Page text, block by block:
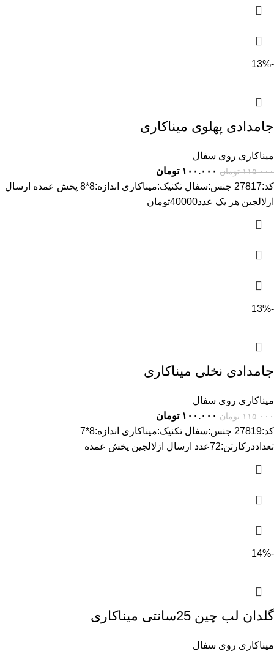
-13%
جامدادی پهلوی میناکاری
میناکاری روی سفال
۱۱۵.۰۰۰ تومان ۱۰۰.۰۰۰ تومان
کد:27817 جنس:سفال تکنیک:میناکاری اندازه:8*8 پخش عمده ارسال
ازلالجین هر یک عدد40000تومان
-13%
جامدادی نخلی میناکاری
میناکاری روی سفال
۱۱۵.۰۰۰ تومان ۱۰۰.۰۰۰ تومان
کد:27819 جنس:سفال تکنیک:میناکاری اندازه:8*7
تعداددرکارتن:72عدد ارسال ازلالجین پخش عمده
-14%
گلدان لب چین 25سانتی میناکاری
میناکاری روی سفال